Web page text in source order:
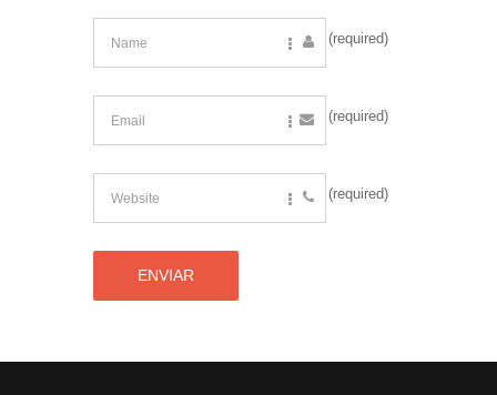
(required)
(required)
(required)